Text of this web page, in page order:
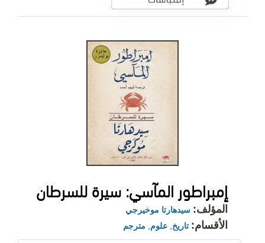
إمبراطور المآسي: سيرة للسرطان
المؤلف: سيدهارتا موخيرجي
الأقسام: تاريخ علوم مترجم